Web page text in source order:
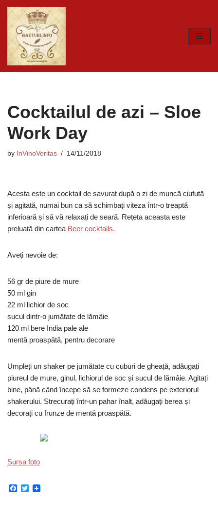
Skip
to
content
Cocktailul de azi – Sloe
Work Day
by InVinoVeritas 14/11/2018
Acesta este un cocktail de savurat după o zi de muncă ciufută
și agitată, numai bun ca să schimbați viteza într-o treaptă
inferioară și să vă relaxați de seară. Rețeta aceasta este
preluată din cartea Beer cocktails.
Aveți nevoie de:
56 gr de piure de mure
50 ml gin
22 ml lichior de soc
sucul dintr-o jumătate de lămâie
120 ml bere India pale ale
mentă proaspătă, pentru decorare
Umpleți un shaker pe jumătate cu cuburi de gheață, adăugați
piureul de mure, ginul, lichiorul de soc și sucul de lămâie. Agitați
bine, până când începe să se formeze condens pe exteriorul
shakerului. Strecurați într-un pahar înalt, adăugați berea și
decorați cu frunze de mentă proaspătă.
Sursa foto
F
T